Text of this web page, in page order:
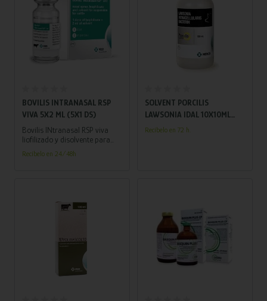
BOVILIS INTRANASAL RSP
VIVA 5X2 ML (5X1 DS)
Bovilis INtranasal RSP viva
liofilizado y disolvente para
suspensión para pulverización
nasal para bovino
Recíbelo en 24/48h
SOLVENT PORCILIS
LAWSONIA IDAL 10X10ML
(10X50 DS)
Recíbelo en 72 h.